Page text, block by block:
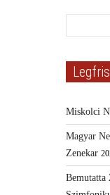
Miskolci
Magyar
Zenekar
Bemutatta